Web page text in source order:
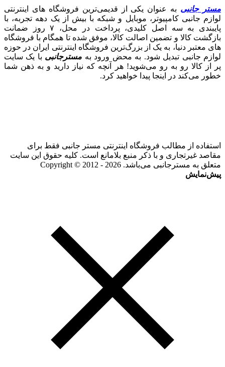
مستر جانبی به عنوان یکی از قدیمی‌ترین فروشگاه های اینترنتی
لوازم جانبی کامپیوتر، موبایل و شبکه با بیش از یک دهه تجربه، با
پایبندی به سه اصل کلیدی، پرداخت در محل، ۷ روز ضمانت
بازگشت کالا و تضمین اصالت کالا، موفق شده تا همگام با فروشگاه‌
های معتبر دنیا، به یک از بزرگ‌ترین فروشگاه اینترنتی ایران در حوزه
لوازم جانبی تبدیل شود. به محض ورود به مسترجانبی با یک سایت
پر از کالا رو به رو می‌شوید! هر آنچه که نیاز دارید و به ذهن شما
خطور می‌کند در اینجا پیدا خواهید کرد.
استفاده از مطالب فروشگاه اینترنتی مستر جانبی فقط برای
مقاصد غیرتجاری و با ذکر منبع بلامانع است. کلیه حقوق این سایت
متعلق به مسترجانبی می‌باشد. Copyright © 2012 - 2026
پیش‌نمایش